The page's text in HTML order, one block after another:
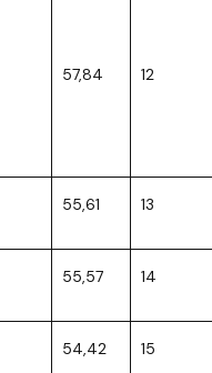
57,84 12
55,61 13
55,57 14
54,42 15